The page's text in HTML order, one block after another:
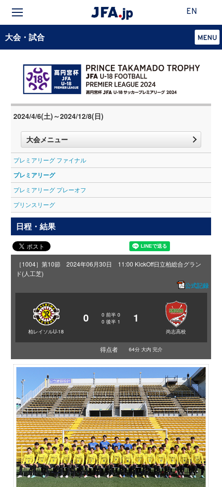
EN
大会・試合
2024/4/6(土)～2024/12/8(日)
大会メニュー
プレミアリーグ ファイナル
プレミアリーグ
プレミアリーグ プレーオフ
プリンスリーグ
日程・結果
［1004］第10節 2024年06月30日 11:00 KickOff日立柏総合グラン
ド(人工芝)
公式記録
柏レイソルU-18
0 0 前半 0
0 後半 1 1
尚志高校
得点者 64分 大内 完介